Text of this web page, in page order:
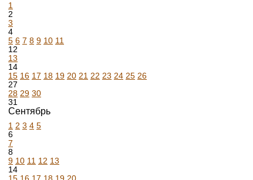
1
2
3
4
5 6 7 8 9 10 11
12
13
14
15 16 17 18 19 20 21 22 23 24 25 26
27
28 29 30
31
Сентябрь
1 2 3 4 5
6
7
8
9 10 11 12 13
14